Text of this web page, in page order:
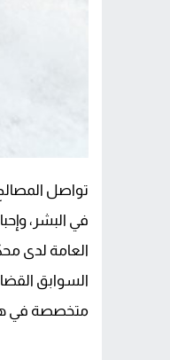
تواصل
في البشر،
السوابق
متخصصة في